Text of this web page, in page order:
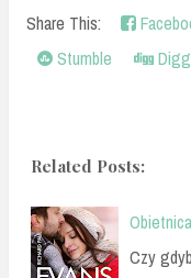
Share This:
Stumble
Digg
Related Posts:
Czy